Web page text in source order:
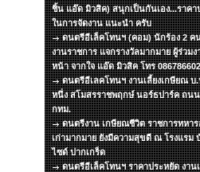
ชิ้น แอ๊ด มิวสิค) สนุกเป็นกันเอง...ราค
ในการจัดงาน แนะนำ ครับ
ดนตรีอีเล็คโทนฯ (คอม) นักร้อง 2 ค
งานราชการ แจกรางวัลมากมาย ผู้ร่ว
หน้า จากใจ แอ๊ด มิวสิค โทร
ดนตรีอีเลคโทนฯ งานเลี้ยงเกษียณ
หนึ่ง สโมสรราชพฤกษ์ นอร์ธปาร์ค ถน
กทม.
ดนตรีงาน เกษียณชีวิต ราชการทหาร
เก่ามากมาย ยังมีความสุขดี ณ โรงแรม
ไซด์ ปากเกร็ด
ดนตรีอีเล็คโทนฯ ราคาประหยัด งาน